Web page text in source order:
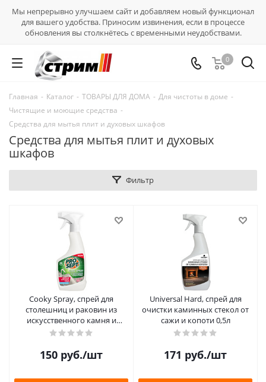
Мы непрерывно улучшаем сайт и добавляем новый функционал
для вашего удобства. Приносим извинения, если в процессе
обновления вы столкнётесь с временными неудобствами.
0
Главная - Каталог - ТОВАРЫ ДЛЯ ДОМА - Для чистоты в доме -
Чистящие и моющие средства -
Средства для мытья плит и духовых шкафов
Средства для мытья плит и духовых
шкафов
Фильтр
Cooky Spray, спрей для
столешниц и раковин из
искусственного камня и
гранита, 0,5л
150 руб./шт
Universal Hard, спрей для
очистки каминных стекол от
сажи и копоти 0,5л
171 руб./шт